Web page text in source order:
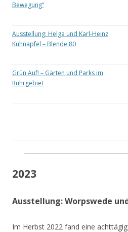
Bewegung“
Ausstellung: Helga und Karl-Heinz
Kühnapfel – Blende 80
Grün Auf! – Gärten und Parks im
Ruhrgebiet
2023
Ausstellung: Worpswede
Im Herbst 2022 fand eine